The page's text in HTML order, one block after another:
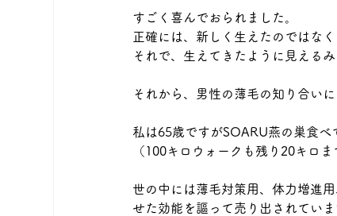
すごく喜んでおられました。
正確には、新しく生えたのではな
それで、生えてきたように見えるみ
それから、男性の薄毛の知り合い
私は65歳ですがSOARU燕の巣食べ
（100キロウォークも残り20キロま
世の中には薄毛対策用、体力増進
せた効能を謳って売り出されてい